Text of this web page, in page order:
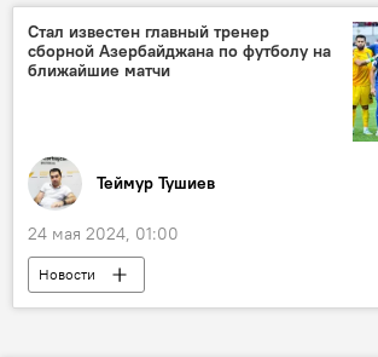
Борьба с терроризмом
Национальный антитеррористический комитет РФ
Информация
Стал известен главный тренер
сборной Азербайджана по футболу на
ближайшие матчи
Теймур Тушиев
24 мая 2024, 01:00
Новости
Сборная Азербайджана по футболу